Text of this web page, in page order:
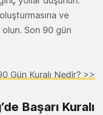
ve
olun. Son 90 gün
Gün Kuralı Nedir? >>
Başarı Kuralı